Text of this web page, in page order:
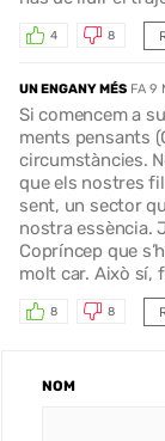
4 8
UN ENGANY MÉS FA 9
Si comencem a
ments pensants
circumstàncies.
que els nostres
sent, un sector
nostra essència.
Copríncep que
molt car. Això sí,
8 8
NOM